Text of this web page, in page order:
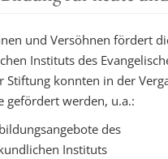
und Versöhnen fördert
Instituts des
Stiftung konnten in der
gefördert werden, u.a.:
des
Instituts